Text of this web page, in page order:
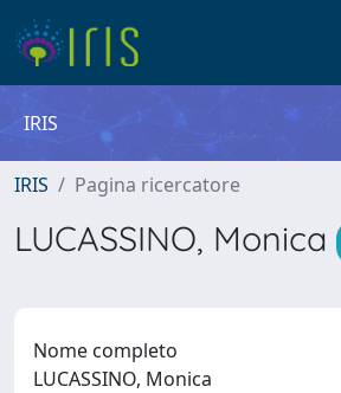
IRIS
IRIS Pagina ricercatore
LUCASSINO, Monica
Nome completo
LUCASSINO, Monica